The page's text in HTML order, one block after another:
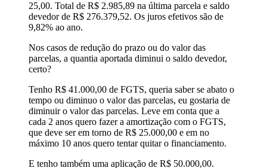
25,00. Total de R$ 2.985,89 na última parcela e saldo
devedor de R$ 276.379,52. Os juros efetivos são de
9,82% ao ano.
Nos casos de redução do prazo ou do valor das
parcelas, a quantia aportada diminui o saldo devedor,
certo?
Tenho R$ 41.000,00 de FGTS, queria saber se abato o
tempo ou diminuo o valor das parcelas, eu gostaria de
diminuir o valor das parcelas. Leve em conta que a
cada 2 anos quero fazer a amortização com o FGTS,
que deve ser em torno de R$ 25.000,00 e em no
máximo 10 anos quero tentar quitar o financiamento.
E tenho também uma aplicação de R$ 50.000,00.